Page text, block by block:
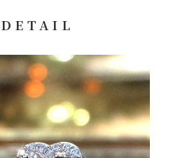
30万円まで1,100円
込をお願い致します。期日までに入金
ンセルされます。
場合、別途決済手数料220円がかかり
商品を発送致します。
場合は、ご指定日の3日前までに入金
DETAIL